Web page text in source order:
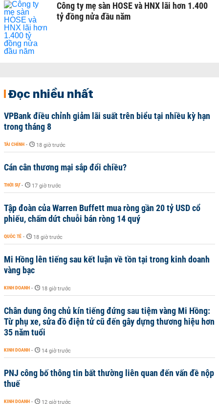
Công ty mẹ sàn HOSE và HNX lãi hơn 1.400
tỷ đồng nửa đầu năm
Đọc nhiều nhất
VPBank điều chỉnh giảm lãi suất trên biểu tại nhiều kỳ hạn
trong tháng 8
TÀI CHÍNH - 18 giờ trước
Cán cân thương mại sắp đổi chiều?
THỜI SỰ - 17 giờ trước
Tập đoàn của Warren Buffett mua ròng gần 20 tỷ USD cổ
phiếu, chấm dứt chuỗi bán ròng 14 quý
QUỐC TẾ - 18 giờ trước
Mi Hồng lên tiếng sau kết luận về tồn tại trong kinh doanh
vàng bạc
KINH DOANH - 18 giờ trước
Chân dung ông chủ kín tiếng đứng sau tiệm vàng Mi Hồng:
Từ phụ xe, sửa đồ điện tử cũ đến gây dựng thương hiệu hơn
35 năm tuổi
KINH DOANH - 14 giờ trước
PNJ công bố thông tin bất thường liên quan đến vấn đề nộp
thuế
KINH DOANH - 12 giờ trước